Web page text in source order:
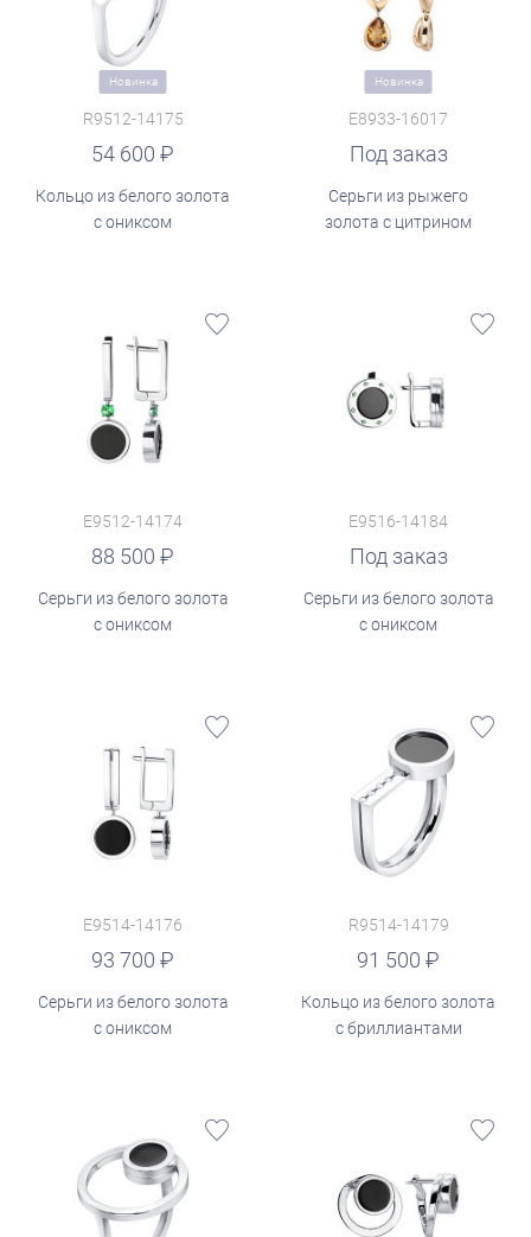
Новинка
R9512-14175
54 600
Кольцо из белого золота
с ониксом
Новинка
E8933-16017
Под заказ
Серьги из рыжего
золота с цитрином
E9512-14174
88 500
Серьги из белого золота
с ониксом
E9516-14184
Под заказ
Серьги из белого золота
с ониксом
E9514-14176
93 700
Серьги из белого золота
с ониксом
R9514-14179
91 500
Кольцо из белого золота
с бриллиантами